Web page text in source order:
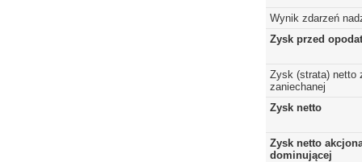
Wynik zdarzeń
Zysk przed
Zysk (strata) netto
zaniechanej
Zysk netto
Zysk netto
dominującej